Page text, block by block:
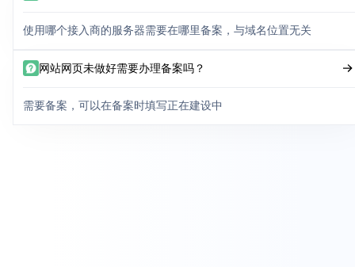
使用哪个接入商的服务器需要在哪里备案，与域名位置无关
网站网页未做好需要办理备案吗？
需要备案，可以在备案时填写正在建设中